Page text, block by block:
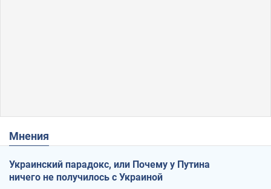
Мнения
Украинский парадокс, или Почему у Путина
ничего не получилось с Украиной